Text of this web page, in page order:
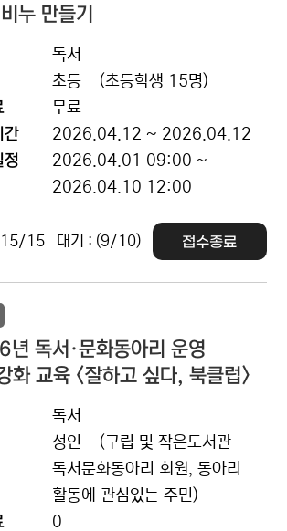
누 만들기
독서
초등
(초등학생 15명)
무료
간
2026.04.12 ~ 2026.04.12
정
2026.04.01 09:00 ~
2026.04.10 12:00
15/15 대기 : (9/10) 접수종료
독서·문화동아리 운영
화 교육 <잘하고 싶다, 북클럽>
독서
성인
(구립 및 작은도서관
독서문화동아리 회원, 동아리
활동에 관심있는 주민)
0